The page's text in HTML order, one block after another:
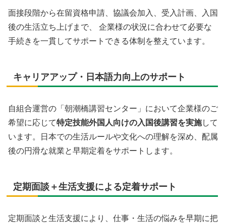
面接段階から在留資格申請、協議会加入、受入計画、入国
後の生活立ち上げまで、 企業様の状況に合わせて必要な
手続きを一貫してサポートできる体制を整えています。
キャリアアップ・日本語力向上のサポート
自組合運営の「朝潮橋講習センター」において企業様のご
希望に応じて特定技能外国人向けの入国後講習を実施して
います。日本での生活ルールや文化への理解を深め、配属
後の円滑な就業と早期定着をサポートします。
定期面談＋生活支援による定着サポート
定期面談と生活支援により、仕事・生活の悩みを早期に把